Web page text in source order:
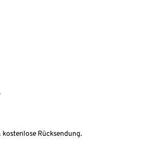
Rücksendung.